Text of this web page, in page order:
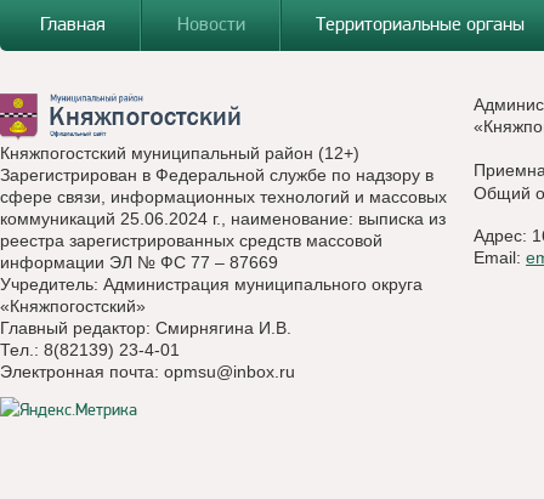
Главная
Новости Территориальные органы
Княжпогостский муниципальный район (12+)
Зарегистрирован в Федеральной службе по надзору в
сфере связи, информационных технологий и массовых
коммуникаций 25.06.2024 г., наименование: выписка из
реестра зарегистрированных средств массовой
информации ЭЛ № ФС 77 – 87669
Учредитель: Администрация муниципального округа
«Княжпогостский»
Главный редактор: Смирнягина И.В.
Тел.: 8(82139) 23-4-01
Электронная почта: opmsu@inbox.ru
Общий
Адрес:
Email: